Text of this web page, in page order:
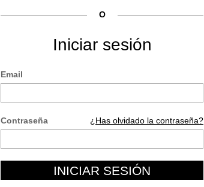
O
Iniciar sesión
Email
Contraseña ¿Has olvidado la contraseña?
INICIAR SESIÓN